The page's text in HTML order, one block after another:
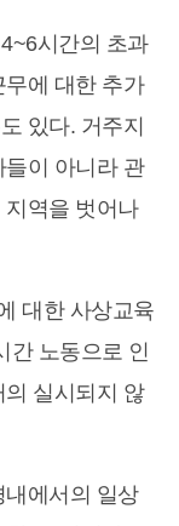
시간의 초과
에 대한 추가
있다. 거주지
이 아니라 관
역을 벗어나
대한 사상교육
간 노동으로 인
실시되지 않
에서의 일상